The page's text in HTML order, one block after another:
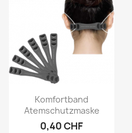
Vorschau
Komfortband
Atemschutzmaske
0,40 CHF